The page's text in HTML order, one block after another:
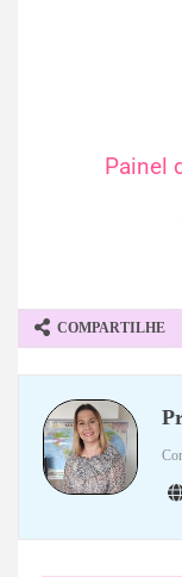
Painel
COMPARTILHE